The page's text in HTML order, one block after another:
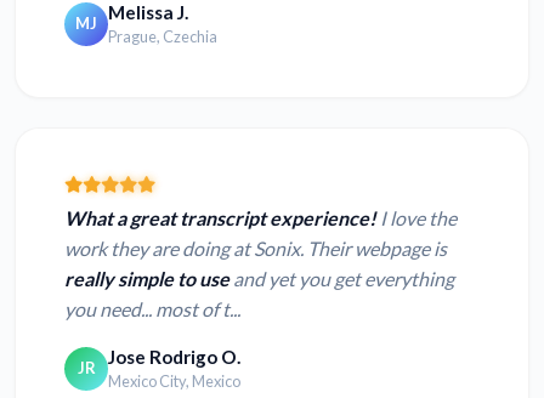
MJ Melissa J.
Prague, Czechia
What a great transcript experience!I love the
work they are doing at Sonix. Their webpage is
really simple to useand yet you get everything
you need... most of t...
JR Jose Rodrigo O.
Mexico City, Mexico